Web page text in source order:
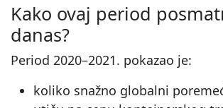
Kako ovaj period
danas?
Period 2020–2021. pokazao je:
koliko snažno globalni